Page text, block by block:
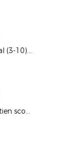
D1 Futsal : Nantes-Laval (3-10), les réactions d’après match
Mag' des Clubs : le soutien scolaire au sein de l'AS Saint-Hilaire Vihiers Saint-Paul